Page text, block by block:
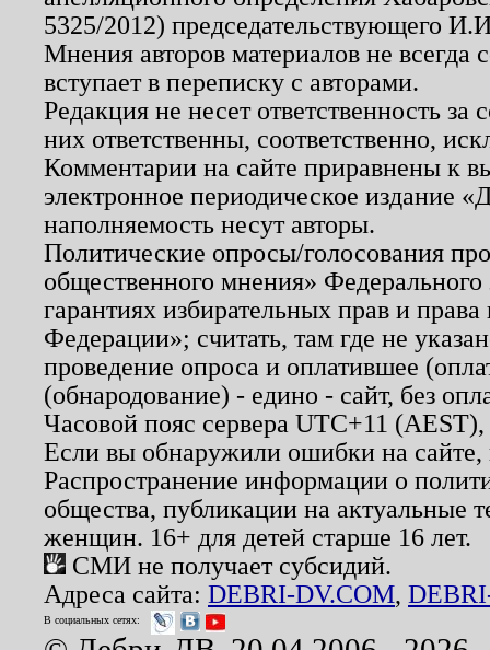
5325/2012) председательствующего
Мнения авторов материалов не
вступает в переписку с авторами.
Редакция не несет ответственность
них ответственны, соответственно,
Комментарии на сайте приравнены к
электронное периодическое издание
наполняемость несут авторы.
Политические опросы/голосования
общественного мнения»
гарантиях избирательных прав и
Федерации»; считать, там где не
проведение опроса и оплатившее
(обнародование) - едино - сайт, без
Часовой пояс сервера UTC+11
Если вы обнаружили ошибки на
Распространение информации о
общества, публикации на актуальные
женщин. 16+ для детей старше 16 лет.
СМИ не получает субсидий.
Адреса сайта: DEBRI-DV.COM,
В социальных сетях: